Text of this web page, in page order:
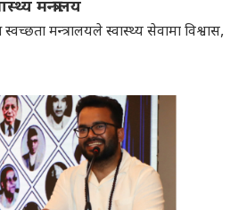
मन्त्रालय
मन्त्रालयले स्वास्थ्य सेवामा विश्वास,